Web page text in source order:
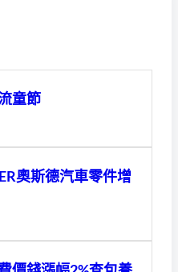
童節
奧斯德汽車零件增